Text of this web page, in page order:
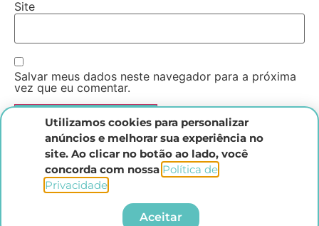
Site
Salvar meus dados neste navegador para a próxima
vez que eu comentar.
Instituto Direito Penal Brasileiro
Todos os direitos reservados
Utilizamos cookies para personalizar
anúncios e melhorar sua experiência no
site. Ao clicar no botão ao lado, você
concorda com nossa Política de
Privacidade.​
Aceitar